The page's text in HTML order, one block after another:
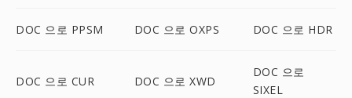
DOC 으로 PPSM DOC 으로 OXPS DOC 으로 HDR
DOC 으로 CUR DOC 으로 XWD
DOC 으로
SIXEL